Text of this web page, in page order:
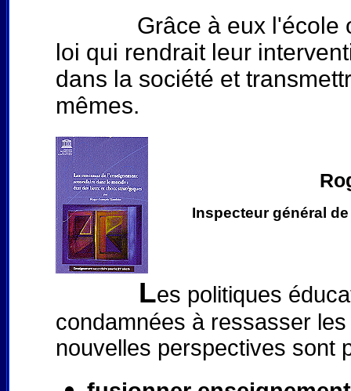
Grâce à eux l'école
loi qui rendrait leur
dans la société et
mêmes.
Inspecteur général
Les politiques
condamnées à ressasser
nouvelles perspectives sont